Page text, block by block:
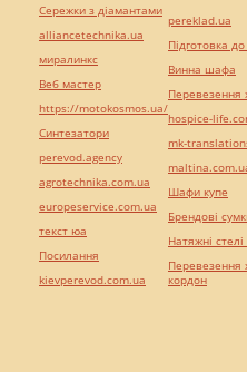
Сережки з діамантами
alliancetechnika.ua
миралинкс
Веб мастер
https://motokosmos.ua/
Синтезатори
perevod.agency
agrotechnika.com.ua
europeservice.com.ua
текст юа
Посилання
kievperevod.com.ua
pereklad.ua
Підготовка
Винна шафа
Перевезення
hospice-
mk-
Шафи купе
Брендові
Натяжні
Перевезення
кордон